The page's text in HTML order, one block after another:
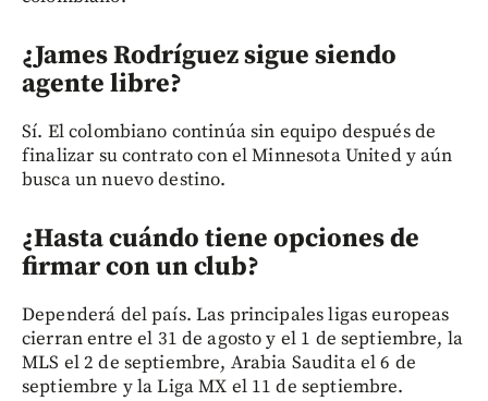
¿James Rodríguez sigue siendo
agente libre?
Sí. El colombiano continúa sin equipo después de
finalizar su contrato con el Minnesota United y aún
busca un nuevo destino.
¿Hasta cuándo tiene opciones de
firmar con un club?
Dependerá del país. Las principales ligas europeas
cierran entre el 31 de agosto y el 1 de septiembre, la
MLS el 2 de septiembre, Arabia Saudita el 6 de
septiembre y la Liga MX el 11 de septiembre.